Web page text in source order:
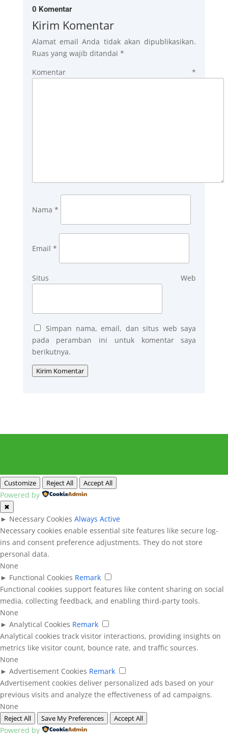
0 Komentar
Kirim Komentar
Alamat email Anda tidak akan dipublikasikan.
Ruas yang wajib ditandai *
Komentar*
Nama *
Email *
Situs Web
Simpan nama, email, dan situs web saya
pada peramban ini untuk komentar saya
berikutnya.
Kirim Komentar
Customize Reject All Accept All
Powered by
✖
► Necessary Cookies Always Active
Necessary cookies enable essential site features like secure log-
ins and consent preference adjustments. They do not store
personal data.
None
► Functional Cookies Remark
Functional cookies support features like content sharing on social
media, collecting feedback, and enabling third-party tools.
None
► Analytical Cookies Remark
Analytical cookies track visitor interactions, providing insights on
metrics like visitor count, bounce rate, and traffic sources.
None
► Advertisement Cookies Remark
Advertisement cookies deliver personalized ads based on your
previous visits and analyze the effectiveness of ad campaigns.
None
Reject All Save My Preferences Accept All
Powered by